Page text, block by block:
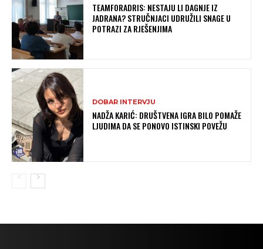
TEAMFORADRIS: NESTAJU LI DAGNJE IZ
JADRANA? STRUČNJACI UDRUŽILI SNAGE U
POTRAZI ZA RJEŠENJIMA
DOBAR INTERVJU
NADŽA KARIĆ: DRUŠTVENA IGRA BILO POMAŽE
LJUDIMA DA SE PONOVO ISTINSKI POVEŽU